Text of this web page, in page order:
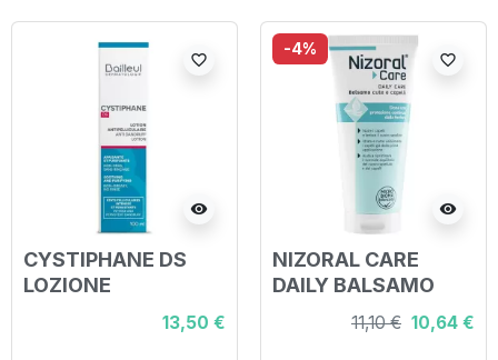
visibility
favorite_border
CYSTIPHANE DS
LOZIONE
ANTIFORFORA 100
13,50 €
-4%
visibility
favorite_border
NIZORAL CARE
DAILY BALSAMO
CUTE & CAPELLI
11,10 € 10,64 €